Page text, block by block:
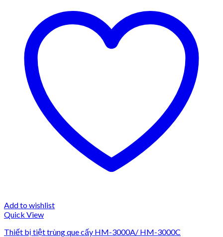
Add to wishlist
Quick View
Thiết bị tiệt trùng que cấy HM-3000A/ HM-3000C